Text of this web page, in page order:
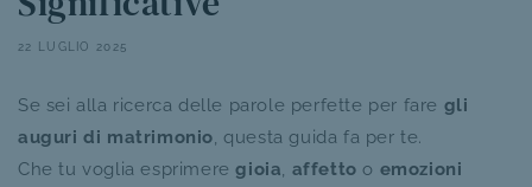
22 LUGLIO 2025
Se sei alla ricerca delle parole perfette per fare gli
auguri di matrimonio, questa guida fa per te.
Che tu voglia esprimeregioia, affetto o emozioni